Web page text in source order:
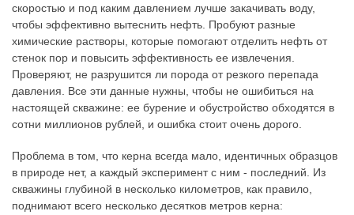
скоростью и под каким давлением лучше закачивать воду,
чтобы эффективно вытеснить нефть. Пробуют разные
химические растворы, которые помогают отделить нефть от
стенок пор и повысить эффективность ее извлечения.
Проверяют, не разрушится ли порода от резкого перепада
давления. Все эти данные нужны, чтобы не ошибиться на
настоящей скважине: ее бурение и обустройство обходятся в
сотни миллионов рублей, и ошибка стоит очень дорого.
Проблема в том, что керна всегда мало, идентичных образцов
в природе нет, а каждый эксперимент с ним - последний. Из
скважины глубиной в несколько километров, как правило,
поднимают всего несколько десятков метров керна: